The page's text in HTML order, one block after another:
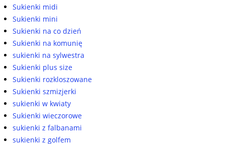
Sukienki midi
Sukienki mini
Sukienki na co dzień
Sukienki na komunię
sukienki na sylwestra
Sukienki plus size
Sukienki rozkloszowane
Sukienki szmizjerki
sukienki w kwiaty
Sukienki wieczorowe
sukienki z falbanami
sukienki z golfem